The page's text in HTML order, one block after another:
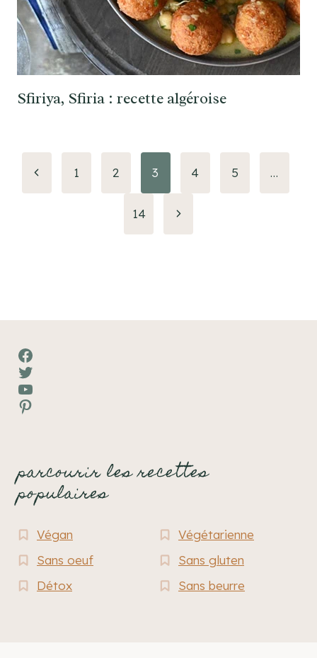
Sfiriya, Sfiria : recette algéroise
Navigation
Page
1 2 3 4 5 …
14
Page
Facebook
Twitter
YouTube
Pinterest
parcourir les recettes
populaires
Végan
Végétarienne
Sans oeuf
Sans gluten
Détox
Sans beurre